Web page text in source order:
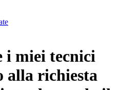
i miei tecnici
alla richiesta